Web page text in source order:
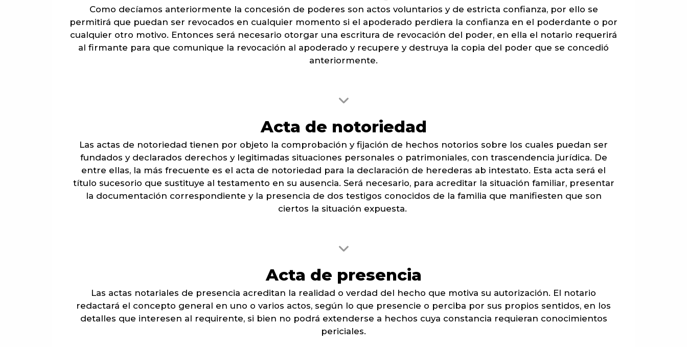
Como decíamos anteriormente la concesión de poderes son actos voluntarios y de estricta confianza, por ello se
permitirá que puedan ser revocados en cualquier momento si el apoderado perdiera la confianza en el poderdante o por
cualquier otro motivo. Entonces será necesario otorgar una escritura de revocación del poder, en ella el notario requerirá
al firmante para que comunique la revocación al apoderado y recupere y destruya la copia del poder que se concedió
anteriormente.
Acta de notoriedad
Las actas de notoriedad tienen por objeto la comprobación y fijación de hechos notorios sobre los cuales puedan ser
fundados y declarados derechos y legitimadas situaciones personales o patrimoniales, con trascendencia jurídica. De
entre ellas, la más frecuente es el acta de notoriedad para la declaración de herederas ab intestato. Esta acta será el
título sucesorio que sustituye al testamento en su ausencia. Será necesario, para acreditar la situación familiar, presentar
la documentación correspondiente y la presencia de dos testigos conocidos de la familia que manifiesten que son
ciertos la situación expuesta.
Acta de presencia
Las actas notariales de presencia acreditan la realidad o verdad del hecho que motiva su autorización. El notario
redactará el concepto general en uno o varios actos, según lo que presencie o perciba por sus propios sentidos, en los
detalles que interesen al requirente, si bien no podrá extenderse a hechos cuya constancia requieran conocimientos
periciales.